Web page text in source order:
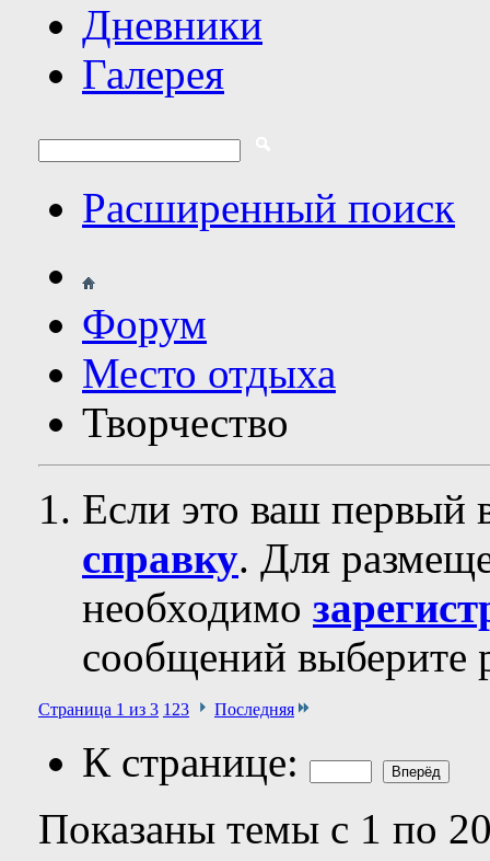
Дневники
Галерея
Расширенный поиск
Форум
Место отдыха
Творчество
Если это ваш первый
справку. Для
необходимо
сообщений выберите
Страница 1 из 3 1 23 Последняя
К странице:
Показаны темы с 1 по